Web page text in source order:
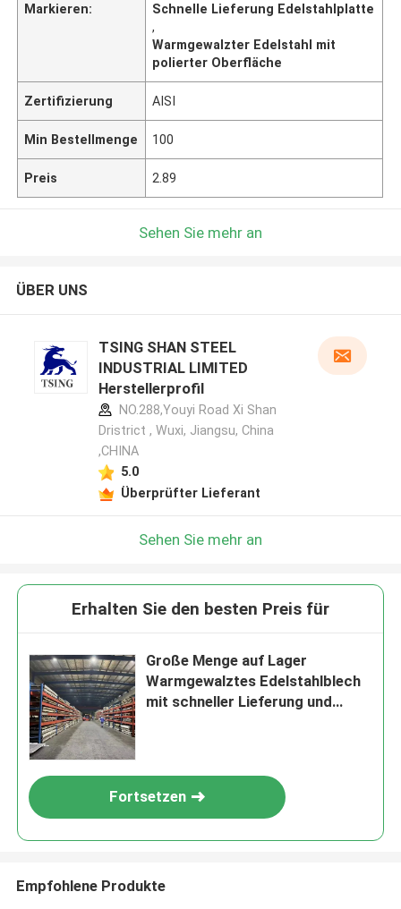
Markieren:
Schnelle Lieferung Edelstahlplatte
,
Warmgewalzter Edelstahl mit
polierter Oberfläche
Zertifizierung AISI
Min Bestellmenge 100
Preis 2.89
Sehen Sie mehr an
ÜBER UNS
TSING SHAN STEEL
INDUSTRIAL LIMITED
Herstellerprofil
NO.288,Youyi Road Xi Shan
Dristrict , Wuxi, Jiangsu, China
,CHINA
5.0
Überprüfter Lieferant
Sehen Sie mehr an
Erhalten Sie den besten Preis für
Große Menge auf Lager
Warmgewalztes Edelstahlblech
mit schneller Lieferung und
Fortsetzen
Empfohlene Produkte